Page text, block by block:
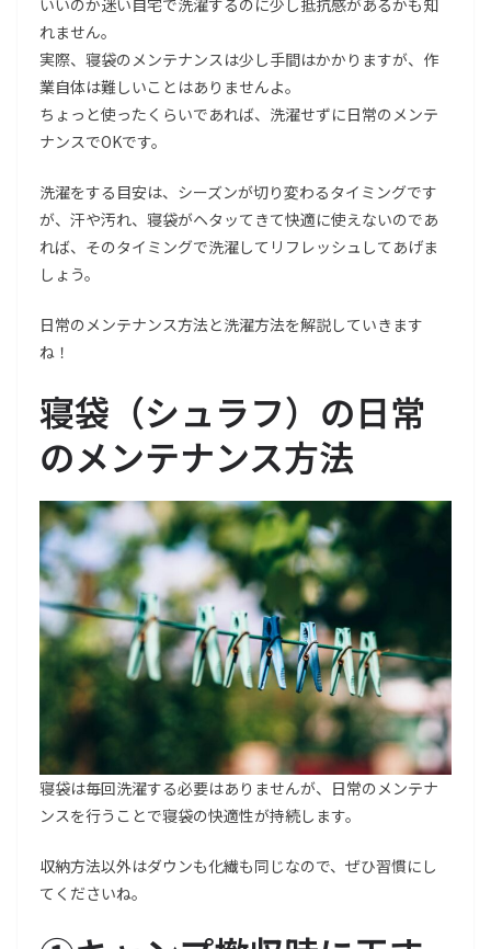
れません。
実際、寝袋のメンテナンスは少し手間はかかりますが、作
業自体は難しいことはありませんよ。
ちょっと使ったくらいであれば、洗濯せずに日常のメンテ
ナンスでOKです。
洗濯をする目安は、シーズンが切り変わるタイミングです
が、汗や汚れ、寝袋がヘタッてきて快適に使えないのであ
れば、そのタイミングで洗濯してリフレッシュしてあげま
しょう。
日常のメンテナンス方法と洗濯方法を解説していきます
ね！
寝袋（シュラフ）の日常
のメンテナンス方法
寝袋は毎回洗濯する必要はありませんが、日常のメンテナ
ンスを行うことで寝袋の快適性が持続します。
収納方法以外はダウンも化繊も同じなので、ぜひ習慣にし
てくださいね。